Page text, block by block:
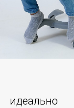
идеально